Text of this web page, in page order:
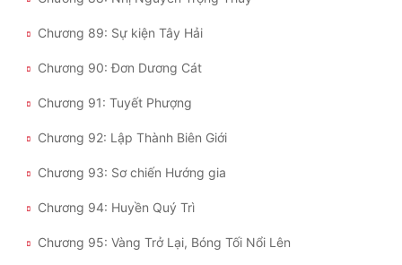
Chương 89: Sự kiện Tây Hải
Chương 90: Đơn Dương Cát
Chương 91: Tuyết Phượng
Chương 92: Lập Thành Biên Giới
Chương 93: Sơ chiến Hướng gia
Chương 94: Huyền Quý Trì
Chương 95: Vàng Trở Lại, Bóng Tối Nổi Lên